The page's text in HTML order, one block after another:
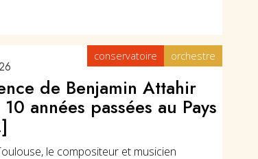
conservatoire orchestre
de Benjamin Attahir
années passées au Pays
le compositeur et musicien